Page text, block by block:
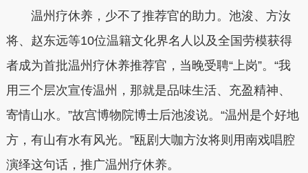
温州疗休养，少不了推荐官的助力。池浚、方汝
将、赵东远等10位温籍文化界名人以及全国劳模获得
者成为首批温州疗休养推荐官，当晚受聘“上岗”。“我
用三个层次宣传温州，那就是品味生活、充盈精神、
寄情山水。”故宫博物院博士后池浚说。“温州是个好地
方，有山有水有风光。”瓯剧大咖方汝将则用南戏唱腔
演绎这句话，推广温州疗休养。